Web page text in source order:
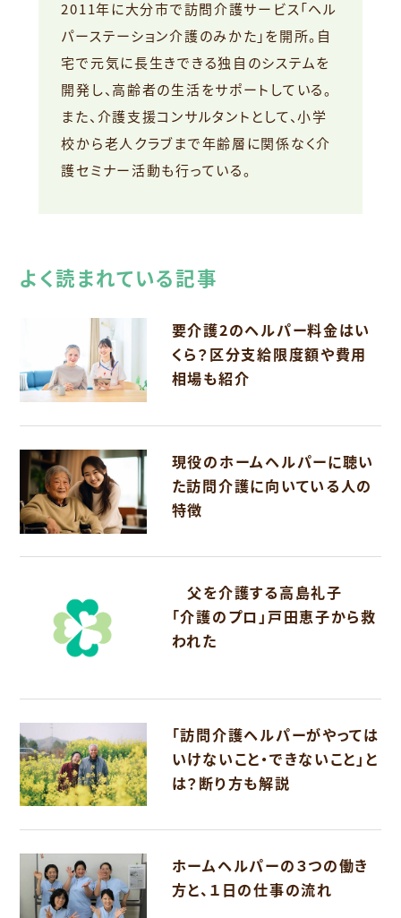
2011年に大分市で訪問介護サービス「ヘル
パーステーション介護のみかた」を開所。自
宅で元気に長生きできる独自のシステムを
開発し、高齢者の生活をサポートしている。
また、介護支援コンサルタントとして、小学
校から老人クラブまで年齢層に関係なく介
護セミナー活動も行っている。
よく読まれている記事
要介護2のヘルパー料金はい
くら？区分支給限度額や費用
相場も紹介
現役のホームヘルパーに聴い
た訪問介護に向いている人の
特徴
父を介護する高島礼子
「介護のプロ」戸田恵子から救
われた
「訪問介護ヘルパーがやっては
いけないこと・できないこと」と
は？断り方も解説
ホームヘルパーの３つの働き
方と、１日の仕事の流れ